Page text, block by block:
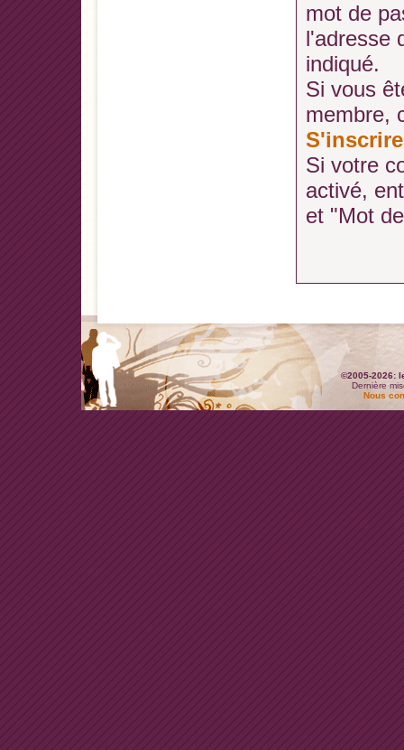
mot de
l'adresse
indiqué.
Si vous
membre,
S'inscrire
Si votre
activé,
et "Mot
©2005-2026:
Dernière
Nous